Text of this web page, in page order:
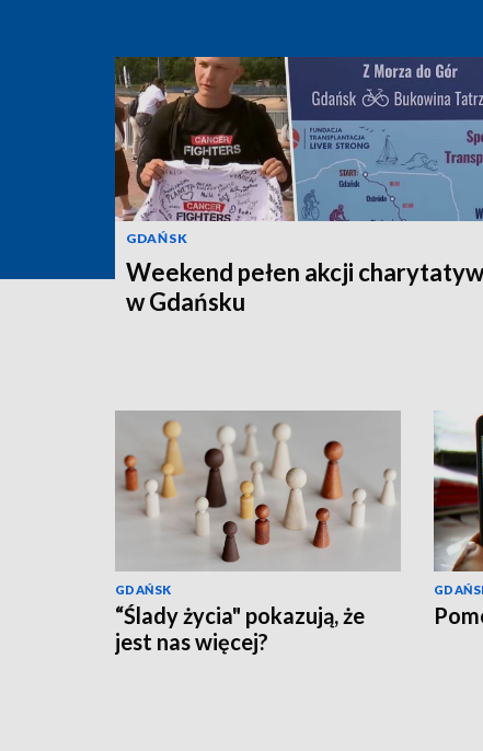
GDAŃSK
Weekend pełen akcji
w Gdańsku
GDAŃSK
“Ślady życia" pokazują, że
jest nas więcej?